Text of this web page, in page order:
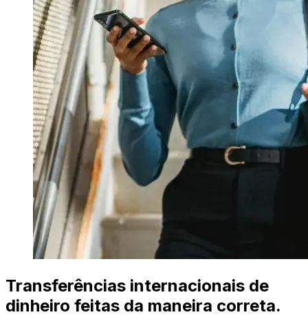
Transferências internacionais de
dinheiro feitas da maneira correta.